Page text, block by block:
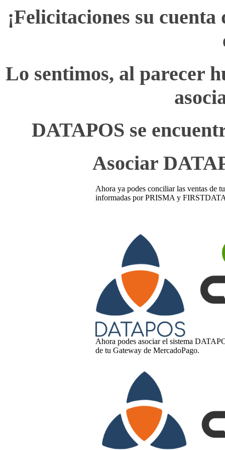
¡Felicitaciones su
Lo sentimos, al parecer
DATAPOS se
Asociar
Ahora ya podes conciliar las ventas de
informadas por PRISMA y
Ahora podes asociar el sistema
de tu Gateway de MercadoPago.